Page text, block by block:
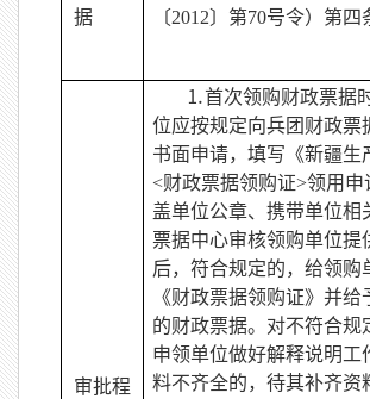
据
〔2012〕第70号令）第
审批程
⒈首次领购财政票据
位应按规定向兵团财政票
书面申请，填写《新疆生
<财政票据领购证>领用申
盖单位公章、携带单位相
票据中心审核领购单位提
后，符合规定的，给领购
《财政票据领购证》并给
的财政票据。对不符合规
申领单位做好解释说明工
料不齐全的，待其补齐资